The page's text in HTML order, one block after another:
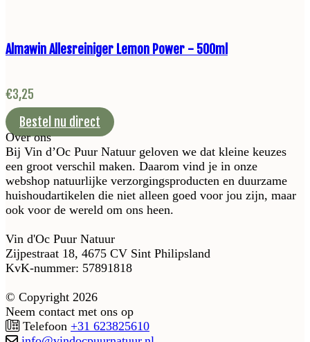
Almawin Allesreiniger Lemon Power - 500ml
€3,25
Bestel nu direct
Over ons
Bij Vin d’Oc Puur Natuur geloven we dat kleine keuzes
een groot verschil maken. Daarom vind je in onze
webshop natuurlijke verzorgingsproducten en duurzame
huishoudartikelen die niet alleen goed voor jou zijn, maar
ook voor de wereld om ons heen.
Vin d'Oc Puur Natuur
Zijpestraat 18, 4675 CV Sint Philipsland
KvK-nummer: 57891818
© Copyright 2026
Neem contact met ons op
Telefoon +31 623825610